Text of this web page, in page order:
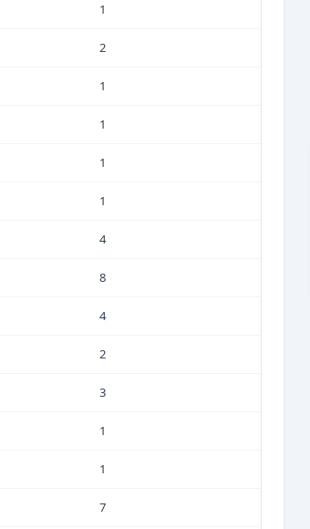
1
2
1
1
1
1
4
8
4
2
3
1
1
7